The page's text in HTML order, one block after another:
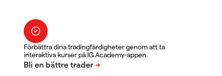
Förbättra dina tradingfärdigheter genom att ta
interaktiva kurser på IG Academy-appen.